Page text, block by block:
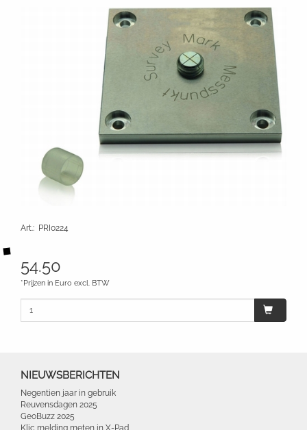
Art.: PRI0224
54.50
*Prijzen in Euro excl. BTW
NIEUWSBERICHTEN
Negentien jaar in gebruik
Reuvensdagen 2025
GeoBuzz 2025
Klic melding meten in X-Pad